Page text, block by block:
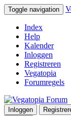
Toggle navigation
Index
Help
Kalender
Inloggen
Registreren
Vegatopia
Forumregels
Inloggen